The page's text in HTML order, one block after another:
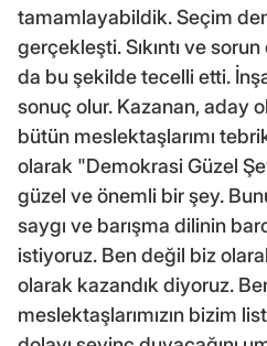
tamamlayabildik. Seçim
gerçekleşti. Sıkıntı ve
da bu şekilde tecelli etti.
sonuç olur. Kazanan, aday
bütün meslektaşlarımı
olarak "Demokrasi Güzel
güzel ve önemli bir şey.
saygı ve barışma dilinin
istiyoruz. Ben değil biz
olarak kazandık diyoruz.
meslektaşlarımızın bizim